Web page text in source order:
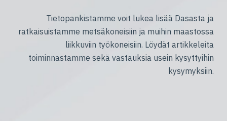
Tietopankistamme voit lukea lisää Dasasta ja
ratkaisuistamme metsäkoneisiin ja muihin maastossa
liikkuviin työkoneisiin. Löydät artikkeleita
toiminnastamme sekä vastauksia usein kysyttyihin
kysymyksiin.